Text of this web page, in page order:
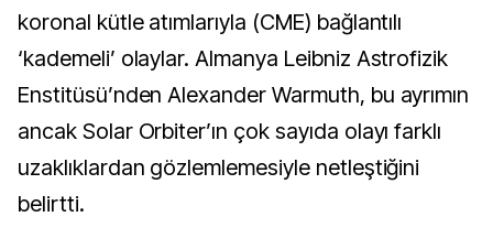
koronal kütle atımlarıyla (CME) bağlantılı
‘kademeli’ olaylar. Almanya Leibniz Astrofizik
Enstitüsü’nden Alexander Warmuth, bu ayrımın
ancak Solar Orbiter’ın çok sayıda olayı farklı
uzaklıklardan gözlemlemesiyle netleştiğini
belirtti.